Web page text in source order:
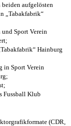
beiden aufgelösten
„Tabakfabrik“
Sport Verein
Hainburg
in Sport Verein
Fussball Klub
(CDR,